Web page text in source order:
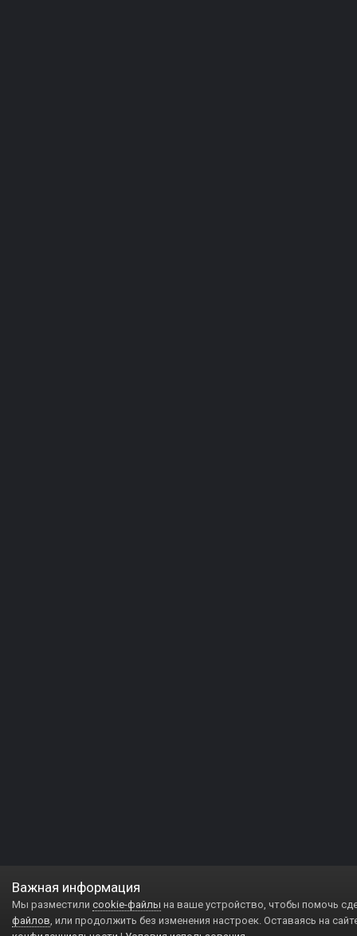
Важная информация
Мы разместили cookie-файлы на ваше устройство, чтобы помочь
файлов, или продолжить без изменения настроек. Оставаясь на